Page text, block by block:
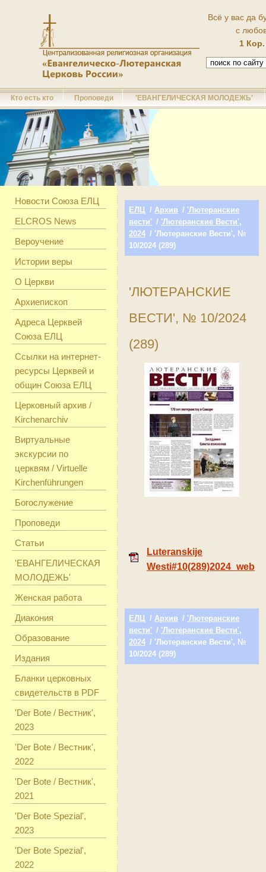
Всё у вас да
с
1
Кто есть кто Проповеди 'ЕВАНГЕЛИЧЕСКАЯ МОЛОДЕЖЬ'
Новости Союза ЕЛЦ
ELCROS News
Вероучение
Истории веры
О Церкви
Архиепископ
Адреса Церквей
Союза ЕЛЦ
Ссылки на интернет-
ресурсы Церквей и
общин Союза ЕЛЦ
Церковный архив /
Kirchenarchiv
Виртуальные
экскурсии по
церквям / Virtuelle
Kirchenführungen
Богослужение
Проповеди
Статьи
'ЕВАНГЕЛИЧЕСКАЯ
МОЛОДЕЖЬ'
Женская работа
Диакония
Образование
Издания
Бланки церковных
свидетельств в PDF
'Der Bote / Вестник',
2023
'Der Bote / Вестник',
2022
'Der Bote / Вестник',
2021
'Der Bote Spezial',
2023
'Der Bote Spezial',
2022
ЕЛЦ / Архив / 'Лютеранские
вести' / 'Лютеранские Вести',
2024 / 'Лютеранские Вести', №
10/2024 (289)
'ЛЮТЕРАНСКИЕ
ВЕСТИ', № 10/2024
(289)
Luteranskije
Westi#10(289)2024_web
ЕЛЦ / Архив / 'Лютеранские
вести' / 'Лютеранские Вести',
2024 / 'Лютеранские Вести', №
10/2024 (289)